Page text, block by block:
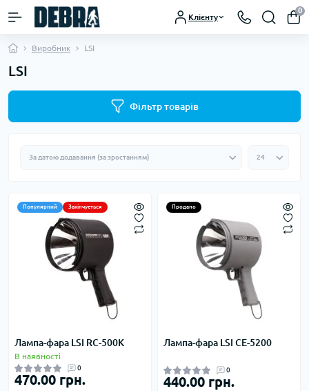
Клієнту
0
Виробник LSI
LSI
Фільтр товарів
Популярний Закінчується
Лампа-фара LSI RC-500K
В наявності
0
470.00 грн.
Продано
Лампа-фара LSI CE-5200
0
440.00 грн.